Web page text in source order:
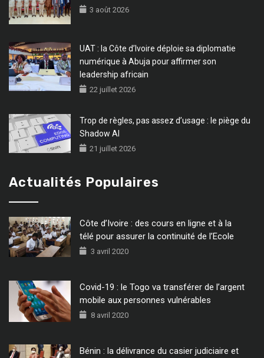
3 août 2026
UAT : la Côte d’Ivoire déploie sa diplomatie
numérique à Abuja pour affirmer son
leadership africain
22 juillet 2026
Trop de règles, pas assez d’usage : le piège du
Shadow AI
21 juillet 2026
Actualités Populaires
Côte d’Ivoire : des cours en ligne et à la
télé pour assurer la continuité de l’Ecole
3 avril 2020
Covid-19 : le Togo va transférer de l’argent
mobile aux personnes vulnérables
8 avril 2020
Bénin : la délivrance du casier judiciaire et